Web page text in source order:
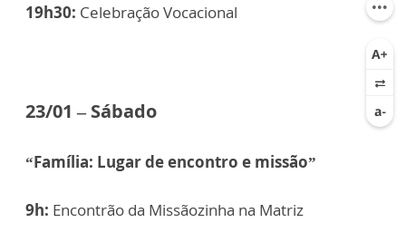
19h30: Celebração Vocacional
23/01 – Sábado
“Família: Lugar de encontro e missão”
9h: Encontrão da Missãozinha na Matriz